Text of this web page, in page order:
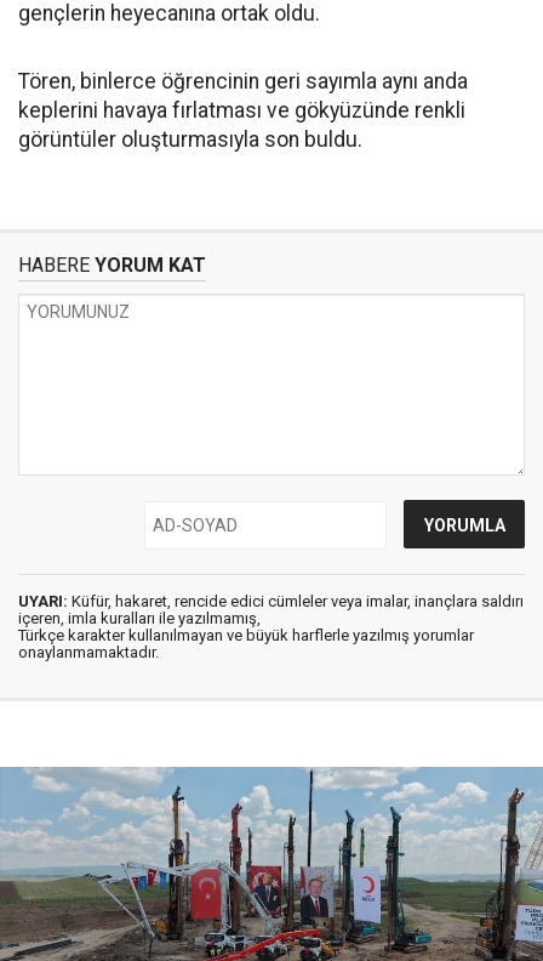
gençlerin heyecanına ortak oldu.
Tören, binlerce öğrencinin geri sayımla aynı anda
keplerini havaya fırlatması ve gökyüzünde renkli
görüntüler oluşturmasıyla son buldu.
HABERE YORUM KAT
UYARI: Küfür, hakaret, rencide edici cümleler veya imalar, inançlara saldırı
içeren, imla kuralları ile yazılmamış,
Türkçe karakter kullanılmayan ve büyük harflerle yazılmış yorumlar
onaylanmamaktadır.